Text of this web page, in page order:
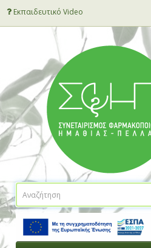
Εκπαιδευτικό Video